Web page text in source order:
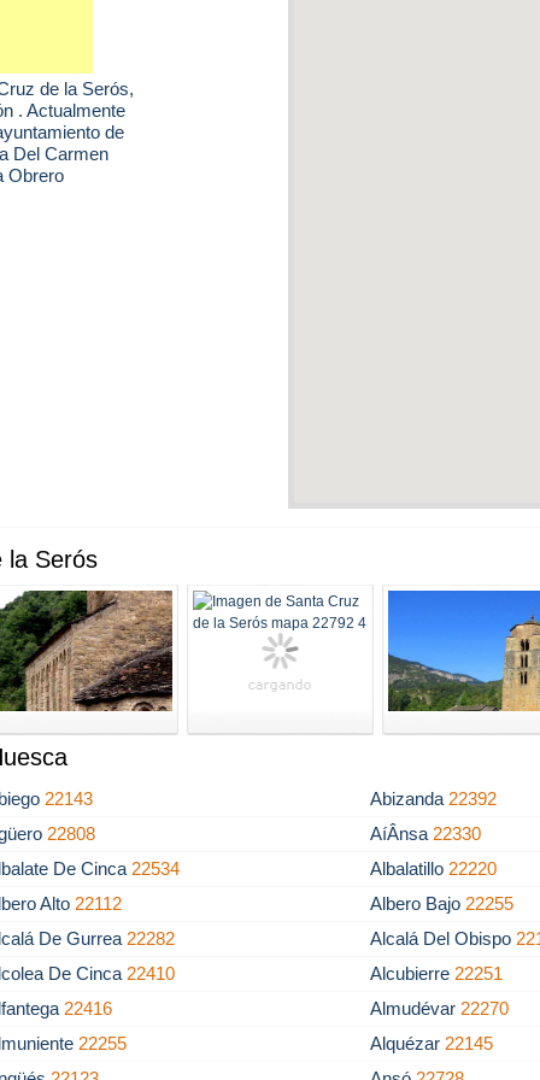
de la Serós,
. Actualmente
de
Del Carmen
Obrero
la Serós
22143 Abizanda 22392
22808 AíÂ­nsa 22330
De Cinca 22534 Albalatillo 22220
Alto 22112 Albero Bajo 22255
De Gurrea 22282 Alcalá Del Obispo
De Cinca 22410 Alcubierre 22251
22416 Almudévar 22270
22255 Alquézar 22145